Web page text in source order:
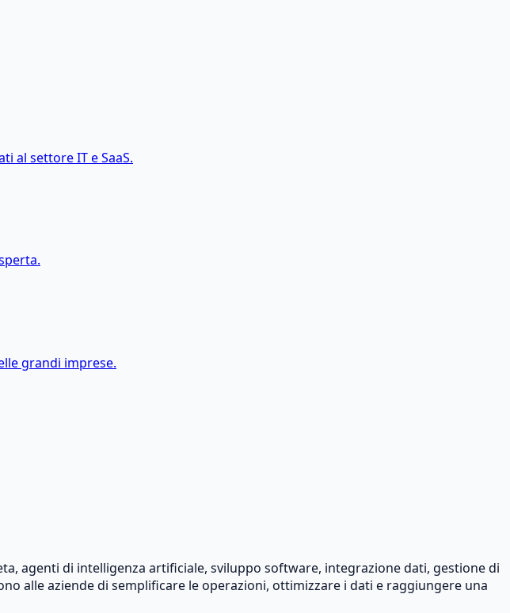
al settore IT e SaaS.
grandi imprese.
agenti di intelligenza artificiale, sviluppo software, integrazione dati, gestione di
alle aziende di semplificare le operazioni, ottimizzare i dati e raggiungere una